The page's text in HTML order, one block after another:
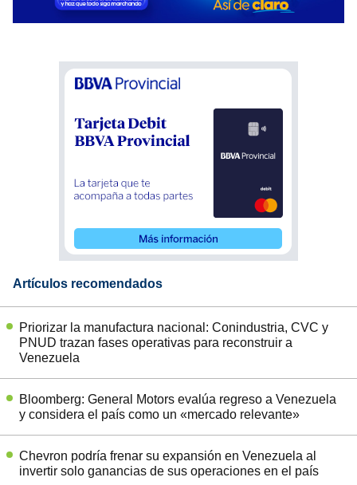
Artículos recomendados
Priorizar la manufactura nacional: Conindustria, CVC y
PNUD trazan fases operativas para reconstruir a
Venezuela
Bloomberg: General Motors evalúa regreso a Venezuela
y considera el país como un «mercado relevante»
Chevron podría frenar su expansión en Venezuela al
invertir solo ganancias de sus operaciones en el país